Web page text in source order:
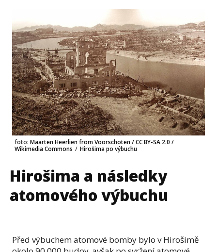
foto: Maarten Heerlien from Voorschoten / CC BY-SA 2.0 /
Wikimedia Commons / Hirošima po výbuchu
Hirošima a následky
atomového výbuchu
Před výbuchem atomové bomby bylo v Hirošimě